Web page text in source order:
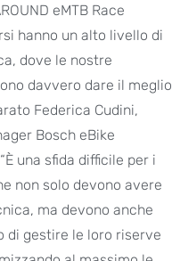
eMTB Race
hanno un alto livello di
dove le nostre
davvero dare il meglio
Federica Cudini,
Bosch eBike
una sfida difficile per i
non solo devono avere
ma devono anche
di gestire le loro riserve